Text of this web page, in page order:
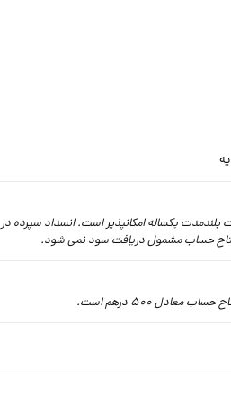
یکساله امکانپذیر است. انسداد سپرده در
حساب مشمول دریافت سود نمی شود.
500 درهم است.